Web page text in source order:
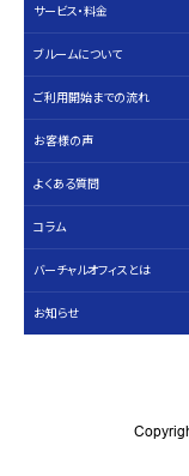
サービス・料⾦
ブルームについて
ご利用開始までの流れ
お客様の声
よくある質問
コラム
バーチャルオフィスとは
お知らせ